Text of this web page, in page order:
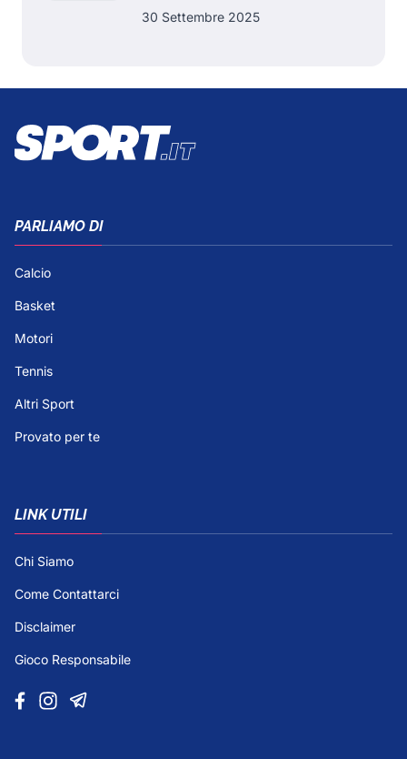
30 Settembre 2025
PARLIAMO DI
Calcio
Basket
Motori
Tennis
Altri Sport
Provato per te
LINK UTILI
Chi Siamo
Come Contattarci
Disclaimer
Gioco Responsabile